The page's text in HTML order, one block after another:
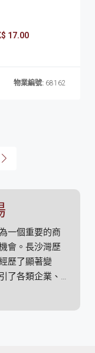
17.00
物業編號: 68162
一個重要的商
會。長沙灣歷
歷了顯著變
了各類企業、